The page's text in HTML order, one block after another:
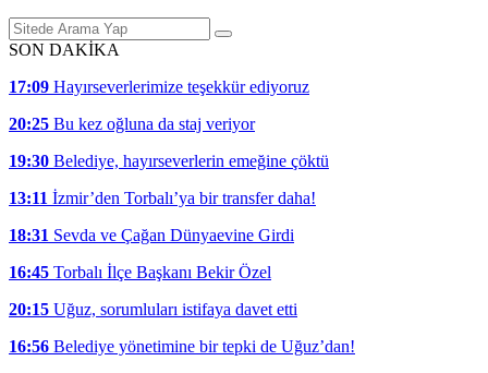
SON DAKİKA
17:09 Hayırseverlerimize teşekkür ediyoruz
20:25 Bu kez oğluna da staj veriyor
19:30 Belediye, hayırseverlerin emeğine çöktü
13:11 İzmir’den Torbalı’ya bir transfer daha!
18:31 Sevda ve Çağan Dünyaevine Girdi
16:45 Torbalı İlçe Başkanı Bekir Özel
20:15 Uğuz, sorumluları istifaya davet etti
16:56 Belediye yönetimine bir tepki de Uğuz’dan!